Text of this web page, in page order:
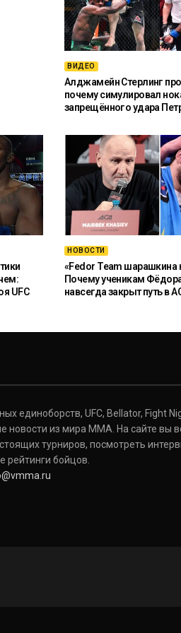
ВИДЕО
Алджамейн Стерлинг
почему симулировал
запрещённого удара
UFC
НОВОСТИ
«Fedor Team шарашкина
Почему ученикам
навсегда закрыт путь в
единоборств, UFC, Bellator, Fight
новости из мира ММА. На сайте вы
турниров, посмотреть
бойцов.